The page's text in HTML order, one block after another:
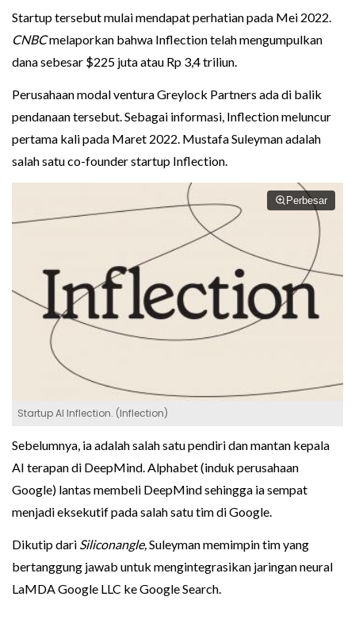
Startup tersebut mulai mendapat perhatian pada Mei 2022.
CNBCmelaporkan bahwa Inflection telah mengumpulkan
dana sebesar $225 juta atau Rp 3,4 triliun.
Perusahaan modal ventura Greylock Partners ada di balik
pendanaan tersebut. Sebagai informasi, Inflection meluncur
pertama kali pada Maret 2022. Mustafa Suleyman adalah
salah satu co-founder startup Inflection.
Perbesar
Startup AI Inflection. (Inflection)
Sebelumnya, ia adalah salah satu pendiri dan mantan kepala
AI terapan di DeepMind. Alphabet (induk perusahaan
Google) lantas membeli DeepMind sehingga ia sempat
menjadi eksekutif pada salah satu tim di Google.
Dikutip dari Siliconangle, Suleyman memimpin tim yang
bertanggung jawab untuk mengintegrasikan jaringan neural
LaMDA Google LLC ke Google Search.